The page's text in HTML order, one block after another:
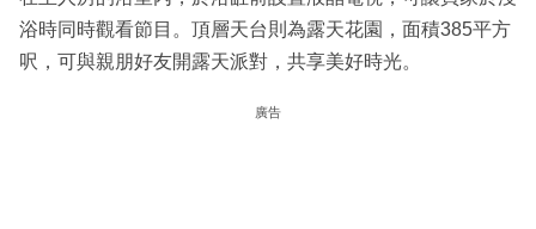
浴時同時觀看節目。頂層天台則為露天花園，面積385平方
呎，可與親朋好友開露天派對，共享美好時光。
廣告